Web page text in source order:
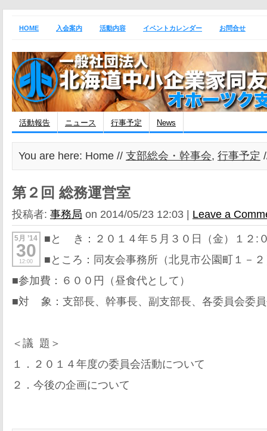
HOME 入会案内 活動内容 イベントカレンダー お問合せ
活動報告 ニュース 行事予定 News
You are here: Home // 支部総会・幹事会, 行事予定
第２回 総務運営室
投稿者: 事務局 on 2014/05/23 12:03 | Leave a
5月 ’14
30
12:00
■と き：２０１４年５月３０日（金）１２:
■ところ：同友会事務所（北見市公園町１－
■参加費：６００円（昼食代として）
■対 象：支部長、幹事長、副支部長、各委員会委
＜議 題＞
１．２０１４年度の委員会活動について
２．今後の企画について